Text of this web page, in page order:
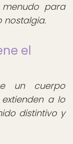
para
nostalgia.
el
un cuerpo
a lo
distintivo y